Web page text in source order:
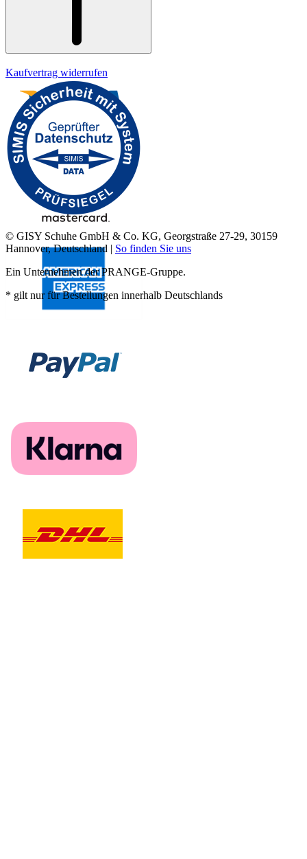
Kaufvertrag widerrufen
© GISY Schuhe GmbH & Co. KG, Georgstraße 27-29, 30159
Hannover, Deutschland | So finden Sie uns
Ein Unternehmen der PRANGE-Gruppe.
* gilt nur für Bestellungen innerhalb Deutschlands